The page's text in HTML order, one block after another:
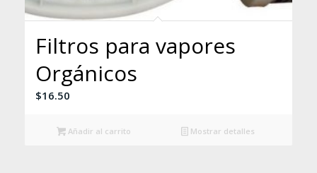
Filtros para vapores
Orgánicos
$16.50
Añadir al carrito Mostrar detalles